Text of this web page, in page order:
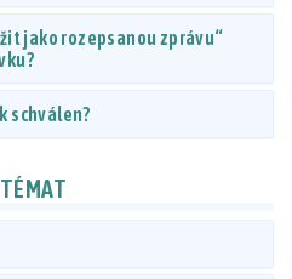
jako rozepsanou zprávu“
schválen?